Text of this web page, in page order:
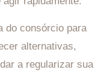
do consórcio para
alternativas,
a regularizar sua